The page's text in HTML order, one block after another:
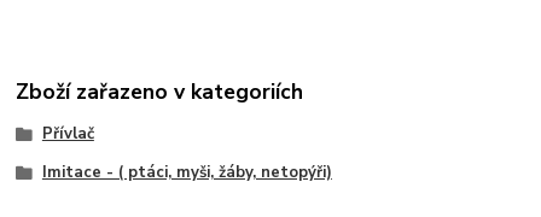
Zboží zařazeno v kategoriích
Přívlač
Imitace - ( ptáci, myši, žáby, netopýři)